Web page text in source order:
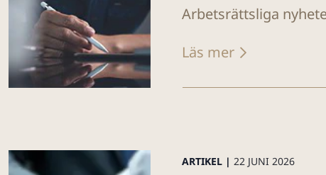
Arbetsrättsliga
Läs mer
ARTIKEL | 22 JUNI 2026